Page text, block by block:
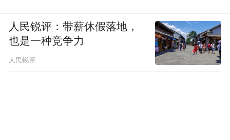
人民锐评：带薪休假落地，
也是一种竞争力
人民锐评